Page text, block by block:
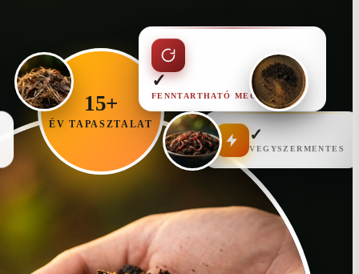
15+
ÉV TAPASZTALAT ✓
✓
FENNTARTHATÓ MEGOLDÁS